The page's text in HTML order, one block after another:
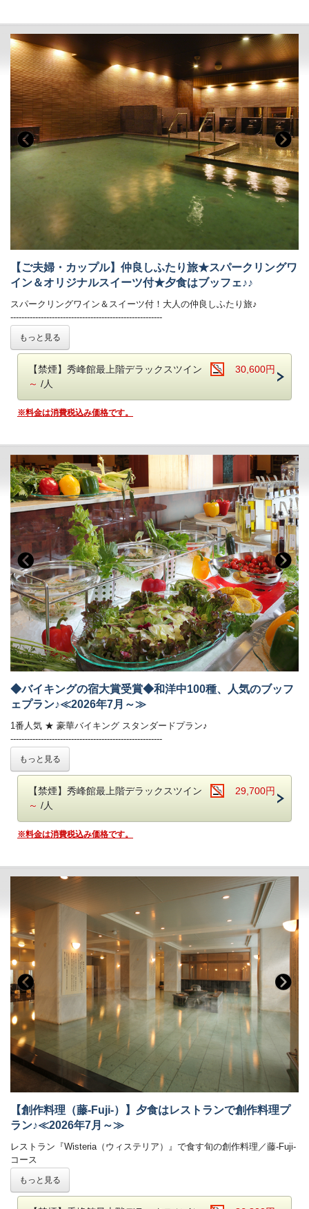
■温泉
傷を癒す温泉と言い伝えられている 名湯 鬼怒川温泉
当館では自家源泉「子宝の湯」を所有しており
体の芯から温まる効能もあり、ご好評をいただいております。
・秀峰館13階に空中庭園露天風呂がございます。
・大浴場は秀峰館 八番館それぞれにございます。
・大浴場では美容ブランド「ReFa（リファ）」のシャワーヘッドとド
ライヤーをご利用いただけます。
・大浴場にはシャンプーバーをご用意しております。
・振れば願いが叶う打ち出の小槌をテーマにした4種の貸切風呂がござ
います。
詳しくはお部屋詳細をご確認ください。
※トレーナーにはお名前（アルファベットのみ）を入れることができま
す
※予約時にご希望のお名前・サイズを確認させていただきます。
2．メッセージカード作成サービス（お一組に1枚）
3. 栃木のお酒「愛米魅 I MY ME（アイマイミー）」金の純米酒
（200ml）（大人の方のみ、お一人様1本）
※チェックイン前にお部屋の冷蔵庫にご用意いたします。
※お食事会場へのお持ち込みはご遠慮ください。
4. 【公式HP限定特典】あさや小槌金つばプレゼント（お一組に1箱）
■お食事
夕食：ブッフェ（バイキング） 朝食：ブッフェ（バイキング）
夕食ブッフェでは和洋中100種のメニュー（100品）をご用意しており
オープンキッチンでは揚げたての天ぷらや焼きたてのステーキ、
オーダー式のパスタなどがご好評いただいております。
新鮮野菜が並ぶサラダコーナーやショーケースの中で輝く前菜、
目にも美しいデザートコーナーは女性のお客様に大好評です。
朝食ブッフェは和洋60種。ごはん・パンどちらもご用意しております。
焼き立てのフレンチトースト、お好みの具材を選べるトッピングオムレ
ツが人気。
オリジナルの「あさや特製和牛カレー」も。
【お食事時間について】
ご夕食時間は、当日チェックイン時にご案内いたします。
予めご了承ください。（最終入場：20時 会場は21時CLOSE）
※お食事時間は90分目安でお願いしております。
■温泉
傷を癒す温泉と言い伝えられている 名湯 鬼怒川温泉
当館では自家源泉「子宝の湯」を所有しており
体の芯から温まる効能もあり、ご好評をいただいております。
・秀峰館13階に空中庭園露天風呂がございます。
・大浴場は秀峰館 八番館それぞれにございます。
・大浴場では美容ブランド「ReFa（リファ）」のシャワーヘッドとド
ライヤーをご利用いただけます。
・大浴場にはシャンプーバーをご用意しております。
・振れば願いが叶う打ち出の小槌をテーマにした4種の貸切風呂がござ
います。
■客室
詳しくはお部屋詳細をご確認ください。
【ご夫婦・カップル】仲良しふたり旅★スパークリングワ
イン＆オリジナルスイーツ付★夕食はブッフェ♪♪
スパークリングワイン＆スイーツ付！大人の仲良しふたり旅♪
-------------------------------------------------------
とめの恋ごころ」と夕食時スパークリングワインをご用意！
贅沢ふたり旅をお楽しみください♪
◆特典◆
1．夕食時スパークリングワインサービス（お一人様1杯）
2．あさやオリジナルスイーツ「おとめの恋ごころ」（お一部屋に1箱）
■お食事
夕食：ブッフェ（バイキング） 朝食：ブッフェ（バイキング）
夕食ブッフェでは和洋中100種のメニュー（100品）をご用意しており
ます。
オープンキッチンでは揚げたての天ぷらや焼きたてのステーキ、
オーダー式のパスタなどがご好評いただいております。
新鮮野菜が並ぶサラダコーナーやショーケースの中で輝く前菜、
目にも美しいデザートコーナーは女性のお客様に大好評です。
朝食ブッフェは和洋60種。ごはん・パンどちらもご用意しております。
焼き立てのフレンチトースト、お好みの具材を選べるトッピングオムレ
ツが人気。
オリジナルの「あさや特製和牛カレー」も。
【お食事時間について】
ご夕食時間は、当日チェックイン時にご案内いたします。
早いお時間帯が満席となり次第、遅いお時間でのご案内となります。
予めご了承ください。（最終入場：20時 会場は21時CLOSE）
※お食事時間は90分目安でお願いしております。
ご朝食時間は、7時から9時の間でご利用いただけます。
■温泉
傷を癒す温泉と言い伝えられている 名湯 鬼怒川温泉
当館では自家源泉「子宝の湯」を所有しており
体の芯から温まる効能もあり、ご好評をいただいております。
・秀峰館13階に空中庭園露天風呂がございます。
・大浴場では美容ブランド「ReFa（リファ）」のシャワーヘッドとド
ライヤーをご利用いただけます。
・振れば願いが叶う打ち出の小槌をテーマにした4種の貸切風呂がござ
■客室
詳しくはお部屋詳細をご確認ください。
もっと見る
【禁煙】秀峰館最上階デラックスツイン
30,600円
～ /人
※料金は消費税込み価格です。
◆バイキングの宿大賞受賞◆和洋中100種、人気のブッフ
ェプラン♪≪2026年7月～≫
1番人気 ★ 豪華バイキング スタンダードプラン♪
-------------------------------------------------------
揚げたての天ぷらや焼きたてのステーキが大好評♪
日光名産湯波料理、種類豊富なデザートもおすすめです◎
鬼怒川温泉【あさや】
オープンキッチンでは揚げたての天ぷらや焼きたてのステーキ、
オーダー式のパスタなどがご好評いただいております。
新鮮野菜が並ぶサラダコーナーやショーケースの中で輝く前菜、
目にも美しいデザートコーナーは女性のお客様に大好評です。
朝食ブッフェは和洋60種。ごはん・パンどちらもご用意しております。
焼き立てのフレンチトースト、お好みの具材を選べるトッピングオムレ
ツが人気。
オリジナルの「あさや特製和牛カレー」も。
【お食事時間について】
ご夕食時間は、当日チェックイン時にご案内いたします。
早いお時間帯が満席となり次第、遅いお時間でのご案内となります。
予めご了承ください。（最終入場：20時 会場は21時CLOSE）
※お食事時間は90分目安でお願いしております。
ご朝食時間は、7時から9時の間でご利用いただけます。
［お子様連れのご家族も安心ポイント］
(1)館内にはキッズルームも
楽しい遊具がいっぱい！ガラス張りなのでご家族も安心。
(2)お子様用備品も充実
ブッフェレストランではお子様用食器やイスもご用意しております！
■温泉
自家源泉「子宝の湯」は、体の芯から温まる効能があり、
もっと見る
【禁煙】秀峰館最上階デラックスツイン
29,700円
～ /人
※料金は消費税込み価格です。
【創作料理（藤-Fuji-）】夕食はレストランで創作料理プ
ラン♪≪2026年7月～≫
レストラン『Wisteria（ウィステリア）』で食す旬の創作料理／藤-Fuji-
コース
半個室レストラン『Wisteria（ウィステリア）』でこだわりの創作料理
をご堪能いただけます。
もっと見る